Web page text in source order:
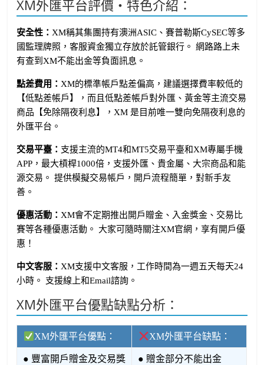
XM外匯平台評價・特色介紹：
安全性：XM稱其集團持有澳洲ASIC、賽普勒斯CySEC等多
國監理牌照，客服資金獨立存放於託管銀行。 網路路上未
有查到XM不能出金等負面訊息。
點差費用：XM的標準帳戶點差偏高，建議選擇費率較低的
【低點差帳戶】，而且低點差帳戶對外匯、黃金等主流交易
商品【免除隔夜利息】，XM 是目前唯一雙向免隔夜利息的
外匯平台。
交易平臺： 支援主流的MT4和MT5交易平臺和XM專屬手機
APP，最大槓桿1000倍，支援外匯、貴金屬、大宗商品和能
源交易。 提供模擬交易帳戶，開戶流程簡單，對新手友
善。
優惠活動：XM會不定期推出開戶贈金、入金獎金、交易比
賽等各種優惠活動。 大家可隨時關注XM官網，享有開戶優
惠！
中文客服：XM支援中文客服，工作時間為一週五天每天24
小時。 支援線上和Email諮詢。
XM外匯平台優點缺點分析：
XM外匯平台優點： XM外匯平台缺點：
● 豐富開戶贈金及交易獎
● 贈金部分不能出金